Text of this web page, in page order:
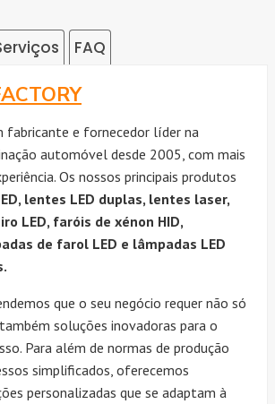
FAQ
fabricante e fornecedor líder na
automóvel desde 2005, com mais
Os nossos principais produtos
lentes LED duplas, lentes laser,
LED, faróis de xénon HID,
de farol LED e lâmpadas LED
que o seu negócio requer não só
soluções inovadoras para o
Para além de normas de produção
simplificados, oferecemos
personalizadas que se adaptam à